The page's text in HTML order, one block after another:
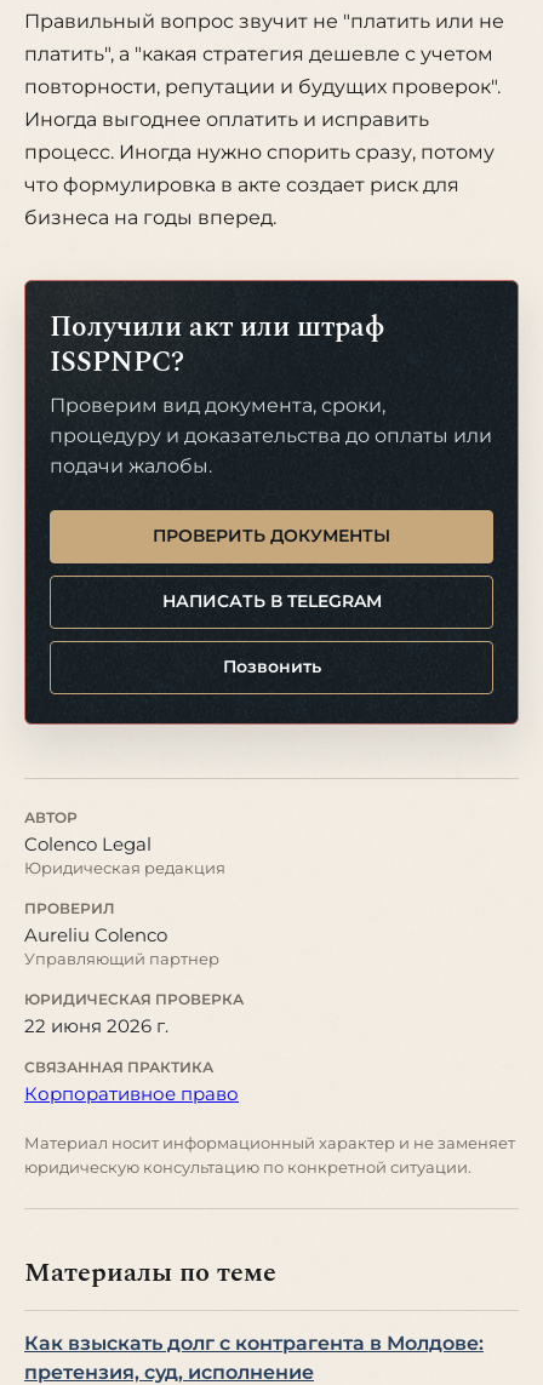
Правильный вопрос звучит не "платить или не
платить", а "какая стратегия дешевле с учетом
повторности, репутации и будущих проверок".
Иногда выгоднее оплатить и исправить
процесс. Иногда нужно спорить сразу, потому
что формулировка в акте создает риск для
бизнеса на годы вперед.
Получили акт или штраф
ISSPNPC?
Проверим вид документа, сроки,
процедуру и доказательства до оплаты или
подачи жалобы.
ПРОВЕРИТЬ ДОКУМЕНТЫ
НАПИСАТЬ В TELEGRAM
Позвонить
АВТОР
Colenco Legal
Юридическая редакция
ПРОВЕРИЛ
Aureliu Colenco
Управляющий партнер
ЮРИДИЧЕСКАЯ ПРОВЕРКА
22 июня 2026 г.
СВЯЗАННАЯ ПРАКТИКА
Корпоративное право
Материал носит информационный характер и не заменяет
юридическую консультацию по конкретной ситуации.
Материалы по теме
Как взыскать долг с контрагента в Молдове:
претензия, суд, исполнение